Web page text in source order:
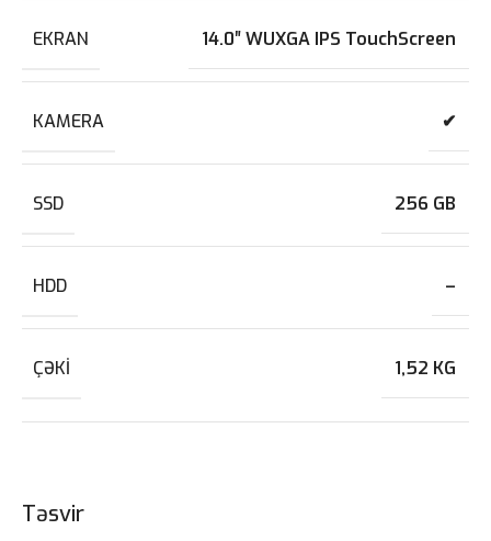
Təsvir
EKRAN 14.0″ WUXGA IPS TouchScreen
KAMERA ✔
SSD 256 GB
HDD –
ÇƏKI 1,52 KG